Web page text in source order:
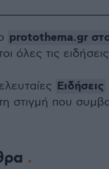
protothema.gr
όλες τις ειδήσεις
Ειδήσεις
στιγμή που